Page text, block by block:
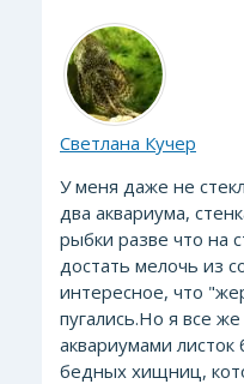
Светлана Кучер
У меня даже не
два аквариума,
рыбки разве что на
достать мелочь из
интересное, что
пугались.Но я все
аквариумами листок
бедных хищниц,